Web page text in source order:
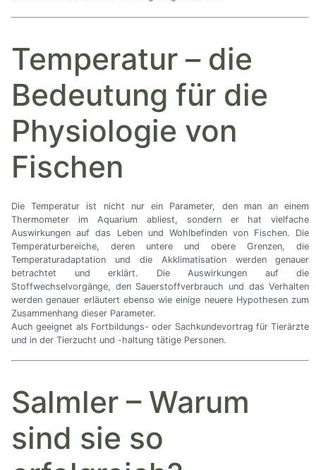
Temperatur –die
Bedeutung für die
Physiologie von
Fischen
Die Temperatur ist nicht nur ein Parameter, den man an einem
Thermometer im Aquarium abliest, sondern er hat vielfache
Auswirkungen auf das Leben und Wohlbefinden von Fischen. Die
Temperaturbereiche, deren untere und obere Grenzen, die
Temperaturadaptation und die Akklimatisation werden genauer
betrachtet und erklärt. Die Auswirkungen auf die
Stoffwechselvorgänge, den Sauerstoffverbrauch und das Verhalten
werden genauer erläutert ebenso wie einige neuere Hypothesen zum
Zusammenhang dieser Parameter.
Auch geeignet als Fortbildungs- oder Sachkundevortrag für Tierärzte
und in der Tierzucht und -haltung tätige Personen.
Salmler –Warum
sind sie so